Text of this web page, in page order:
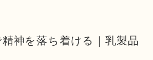
神を落ち着ける｜乳製品